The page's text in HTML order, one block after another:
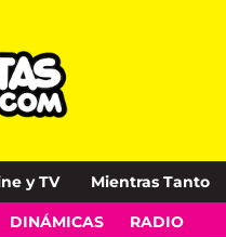
y TV Mientras Tanto
DINÁMICAS RADIO